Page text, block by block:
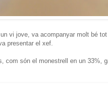
vi jove, va acompanyar molt bé
presentar el xef.
com són el monestrell en un 33%,